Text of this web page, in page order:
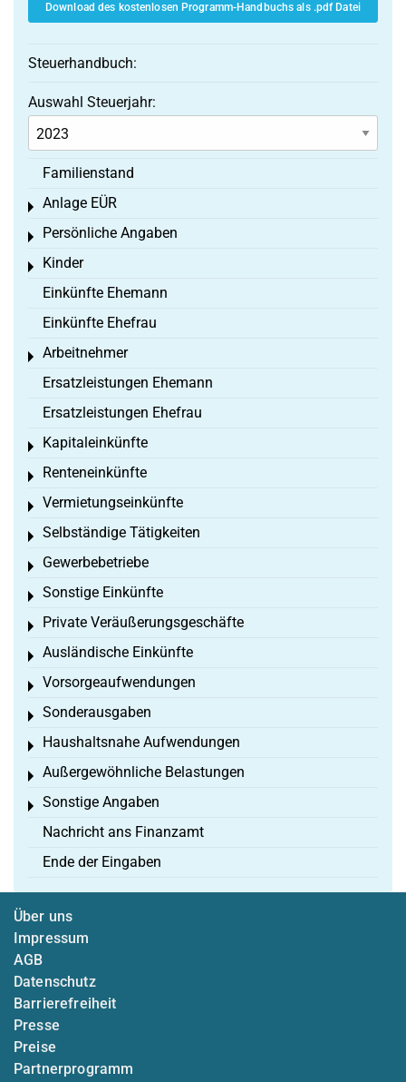
Download des kostenlosen Programm-Handbuchs als .pdf Datei
Steuerhandbuch:
Auswahl Steuerjahr:
Familienstand
Anlage EÜR
Toggle menu
Persönliche Angaben
Toggle menu
Kinder
Toggle menu
Einkünfte Ehemann
Einkünfte Ehefrau
Arbeitnehmer
Toggle menu
Ersatzleistungen Ehemann
Ersatzleistungen Ehefrau
Kapitaleinkünfte
Toggle menu
Renteneinkünfte
Toggle menu
Vermietungseinkünfte
Toggle menu
Selbständige Tätigkeiten
Toggle menu
Gewerbebetriebe
Toggle menu
Sonstige Einkünfte
Toggle menu
Private Veräußerungsgeschäfte
Toggle menu
Ausländische Einkünfte
Toggle menu
Vorsorgeaufwendungen
Toggle menu
Sonderausgaben
Toggle menu
Haushaltsnahe Aufwendungen
Toggle menu
Außergewöhnliche Belastungen
Toggle menu
Sonstige Angaben
Toggle menu
Nachricht ans Finanzamt
Ende der Eingaben
Über uns
Impressum
AGB
Datenschutz
Barrierefreiheit
Presse
Preise
Partnerprogramm